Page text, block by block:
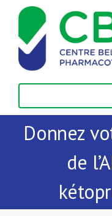
Passer
contenu
Actualités
Formations
Donnez
de